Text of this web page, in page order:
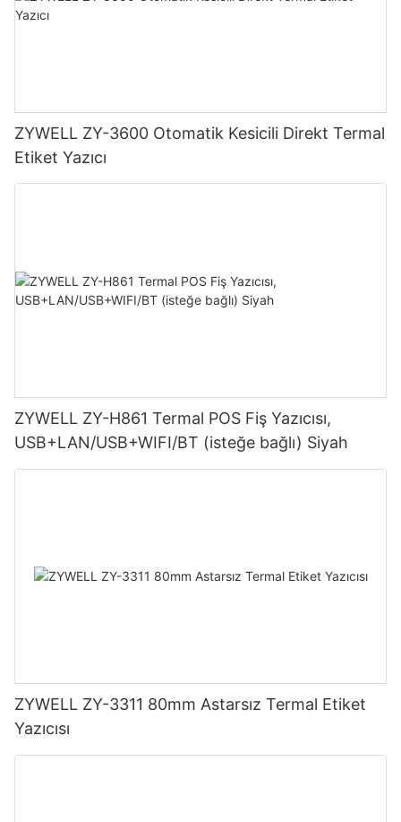
ZYWELL ZY-3600 Otomatik Kesicili Direkt Termal
Etiket Yazıcı
ZYWELL ZY-H861 Termal POS Fiş Yazıcısı,
USB+LAN/USB+WIFI/BT (isteğe bağlı) Siyah
ZYWELL ZY-3311 80mm Astarsız Termal Etiket
Yazıcısı